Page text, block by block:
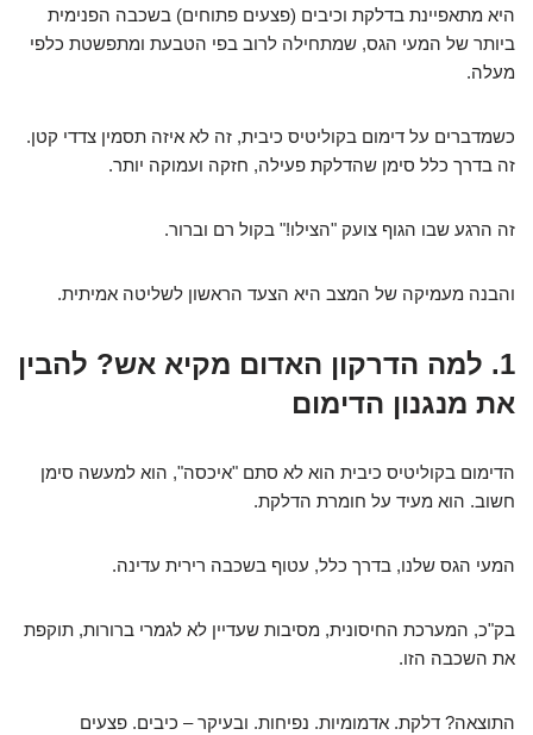
היא מתאפיינת בדלקת וכיבים (פצעים פתוחים) בשכבה הפנימית
ביותר של המעי הגס, שמתחילה לרוב בפי הטבעת ומתפשטת כלפי
מעלה.
כשמדברים על דימום בקוליטיס כיבית, זה לא איזה תסמין צדדי קטן.
זה בדרך כלל סימן שהדלקת פעילה, חזקה ועמוקה יותר.
זה הרגע שבו הגוף צועק "הצילו!" בקול רם וברור.
והבנה מעמיקה של המצב היא הצעד הראשון לשליטה אמיתית.
1. למה הדרקון האדום מקיא אש? להבין
את מנגנון הדימום
הדימום בקוליטיס כיבית הוא לא סתם "איכסה", הוא למעשה סימן
חשוב. הוא מעיד על חומרת הדלקת.
המעי הגס שלנו, בדרך כלל, עטוף בשכבה רירית עדינה.
בק"כ, המערכת החיסונית, מסיבות שעדיין לא לגמרי ברורות, תוקפת
את השכבה הזו.
התוצאה? דלקת. אדמומיות. נפיחות. ובעיקר – כיבים. פצעים